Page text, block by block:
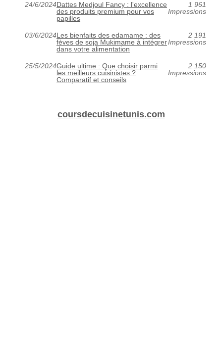
24/6/2024Dattes Medjoul Fancy : l'excellence
des produits premium pour vos
papilles
1 961
Impressions
03/6/2024Les bienfaits des edamame : des
fèves de soja Mukimame à intégrer
dans votre alimentation
2 191
Impressions
25/5/2024Guide ultime : Que choisir parmi
les meilleurs cuisinistes ?
Comparatif et conseils
2 150
Impressions
coursdecuisinetunis.com